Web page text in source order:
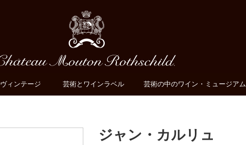
ヴィンテージ 芸術とワインラベル 芸術の中のワイン・ミュージアム
ジャン・カルリュ